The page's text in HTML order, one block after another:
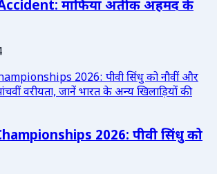
माफिया अतीक अहमद के
2026: पीवी सिंधु को